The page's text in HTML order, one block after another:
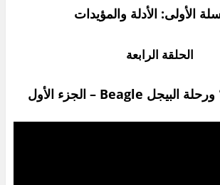
الأولى: الأدلة والمؤيدات
الحلقة الرابعة
البيجل Beagle – الجزء الأول